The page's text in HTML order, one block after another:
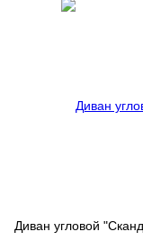
В избранное
Диван угловой